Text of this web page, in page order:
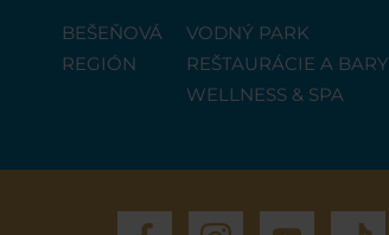
BEŠEŇOVÁ
REGIÓN
VODNÝ PARK
REŠTAURÁCIE A BARY
WELLNESS & SPA